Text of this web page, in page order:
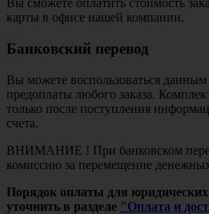
Вы сможете оплатить стоимость
карты в офисе нашей компании.
Банковский перевод
Вы можете воспользоваться
предоплаты любого заказа.
только после поступления
счета.
ВНИМАНИЕ ! При банковском
комиссию за перемещение
Порядок оплаты для
уточнить в разделе "Оплата и